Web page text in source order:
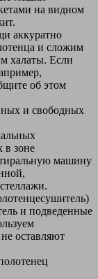
на видном
аккуратно
и сложим
халаты. Если
об этом
и свободных
в зоне
машину
и подведенные
оставляют